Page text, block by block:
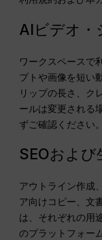
AIビデオ・
ワークスペースで
プトや画像を短い
リップの長さ、ク
ールは変更される
ずご確認ください
SEOおよび
アウトライン作成
ア向けコピー、文
は、それぞれの用
のプラットフォー